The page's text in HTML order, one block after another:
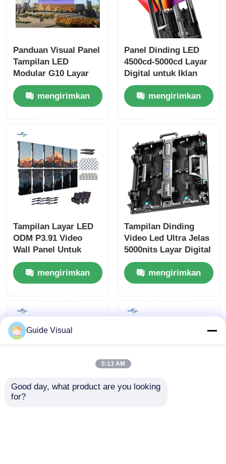
Panduan Visual Panel
Tampilan LED
Modular G10 Layar
LED Kustom untuk
Penggunaan Dalam
dan Luar Ruangan
mengirimkan
Panel Dinding LED
4500cd-5000cd Layar
Digital untuk Iklan
Luar Ruangan
mengirimkan
Tampilan Layar LED
ODM P3.91 Video
Wall Panel Untuk
Latar Belakang
Gereja 800Wmengirimkan
Tampilan Dinding
Video Led Ultra Jelas
5000nits Layar Digital
P2.9 P3.9 Untuk Pusat
Perbelanjaan
mengirimkan
Guide Visual
5:13 AM
Good day, what product are you looking
for?